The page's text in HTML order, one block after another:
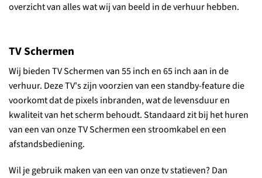
overzicht van alles wat wij van beeld in de verhuur hebben.
TV Schermen
Wij bieden TV Schermen van 55 inch en 65 inch aan in de
verhuur. Deze TV's zijn voorzien van een standby-feature die
voorkomt dat de pixels inbranden, wat de levensduur en
kwaliteit van het scherm behoudt. Standaard zit bij het huren
van een van onze TV Schermen een stroomkabel en een
afstandsbediening.
Wil je gebruik maken van een van onze tv statieven? Dan